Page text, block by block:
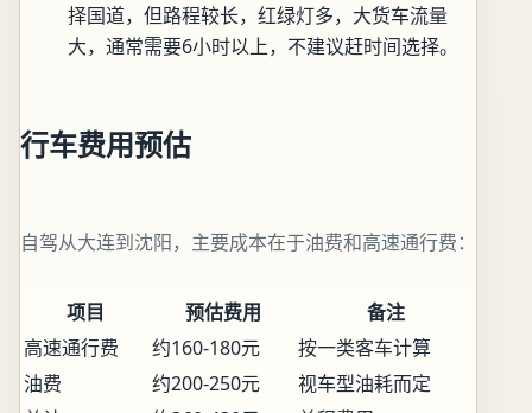
择国道，但路程较长，红绿灯多，大货车流量
大，通常需要6小时以上，不建议赶时间选择。
行车费用预估
自驾从大连到沈阳，主要成本在于油费和高速通行费：
项目 预估费用
备注
高速通行费
约160-180元
按一类客车计算
油费
约200-250元
视车型油耗而定